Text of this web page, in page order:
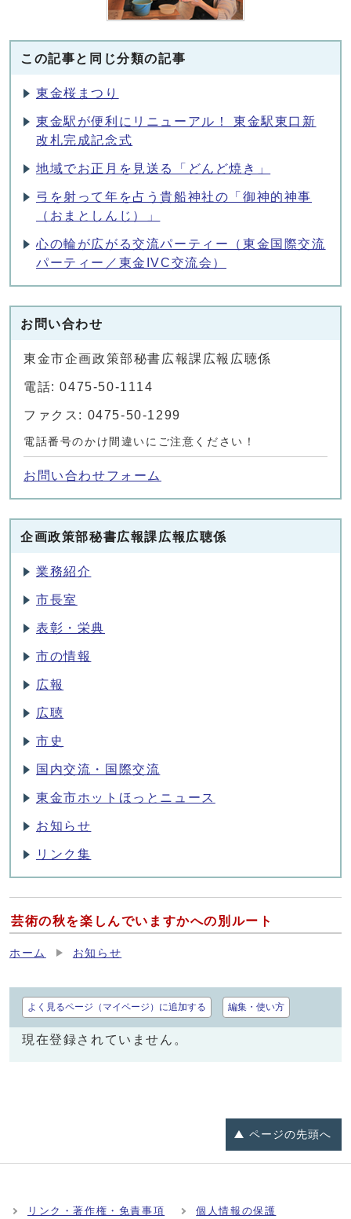
この記事と同じ分類の記事
東金桜まつり
東金駅が便利にリニューアル！ 東金駅東口新
改札完成記念式
地域でお正月を見送る「どんど焼き」
弓を射って年を占う貴船神社の「御神的神事
（おまとしんじ）」
心の輪が広がる交流パーティー（東金国際交流
パーティー／東金IVC交流会）
お問い合わせ
東金市企画政策部秘書広報課広報広聴係
電話: 0475-50-1114
ファクス: 0475-50-1299
電話番号のかけ間違いにご注意ください！
お問い合わせフォーム
企画政策部秘書広報課広報広聴係
業務紹介
市長室
表彰・栄典
市の情報
広報
広聴
市史
国内交流・国際交流
東金市ホットほっとニュース
お知らせ
リンク集
芸術の秋を楽しんでいますかへの別ルート
ホーム お知らせ
よく見るページ（マイページ）に追加する 編集・使い方
現在登録されていません。
ページの先頭へ
リンク・著作権・免責事項 個人情報の保護